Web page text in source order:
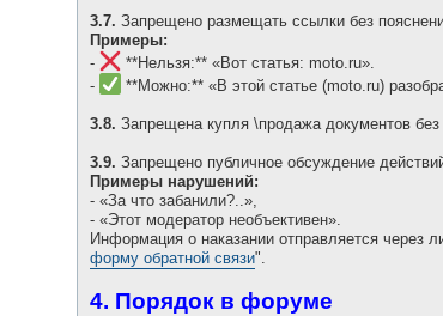
3.7. Запрещено размещать ссылки без
Примеры:
-
**Нельзя:** «Вот статья: moto.ru».
-
**Можно:** «В этой статье (moto.ru)
3.8. Запрещена купля \продажа документов
3.9. Запрещено публичное обсуждение
Примеры нарушений:
- «За что забанили?..»,
- «Этот модератор необъективен».
Информация о наказании отправляется через
форму обратной связи".
4. Порядок в форуме